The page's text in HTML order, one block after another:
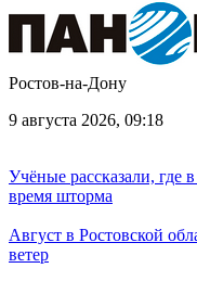
Ростов-на-Дону
9 августа 2026, 09:18
Учёные рассказали, где
время шторма
Август в Ростовской
ветер